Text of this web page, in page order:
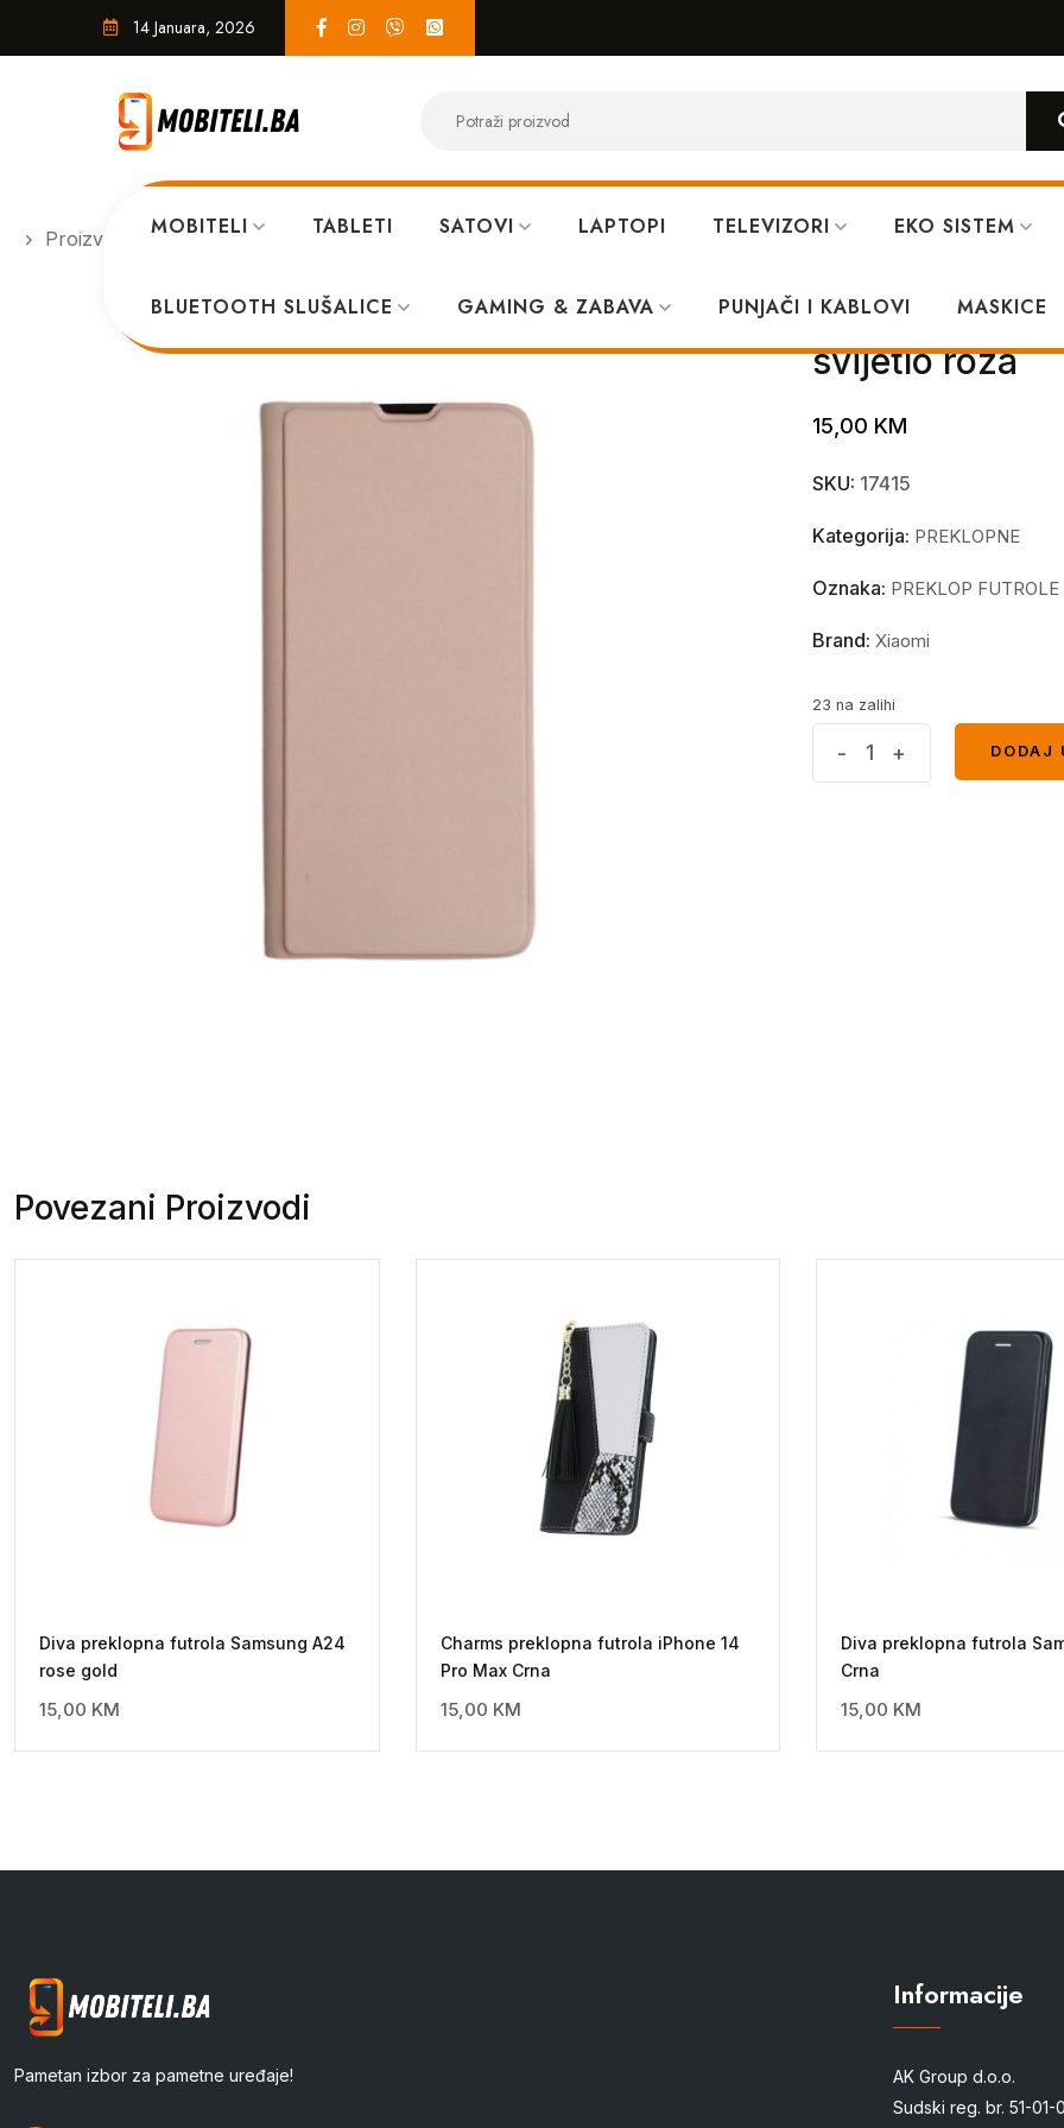
14 Januara, 2026
MOBITELI TABLETI SATOVI LAPTOPI TELEVIZORI EKO SISTEM
BLUETOOTH SLUŠALICE GAMING & ZABAVA PUNJAČI I KABLOVI MASKICE
Proizvodi PREKLOPNE Mat preklopna futrola Xiaomi Redmi A1+ svijetlo roza
Mat
svijetlo roza
15,00 KM
SKU: 17415
Kategorija: PREKLOPNE
Oznaka: PREKLOP FUTROLE
Brand: Xiaomi
23 na zalihi
- +
DODAJ
Povezani Proizvodi
Diva preklopna futrola Samsung A24
rose gold
15,00 KM
Charms preklopna futrola iPhone 14
Pro Max Crna
15,00 KM
Diva preklopna futrola
Crna
15,00 KM
Pametan izbor za pametne uređaje!
Informacije
AK Group d.o.o.
Sudski reg. br. 51-01-